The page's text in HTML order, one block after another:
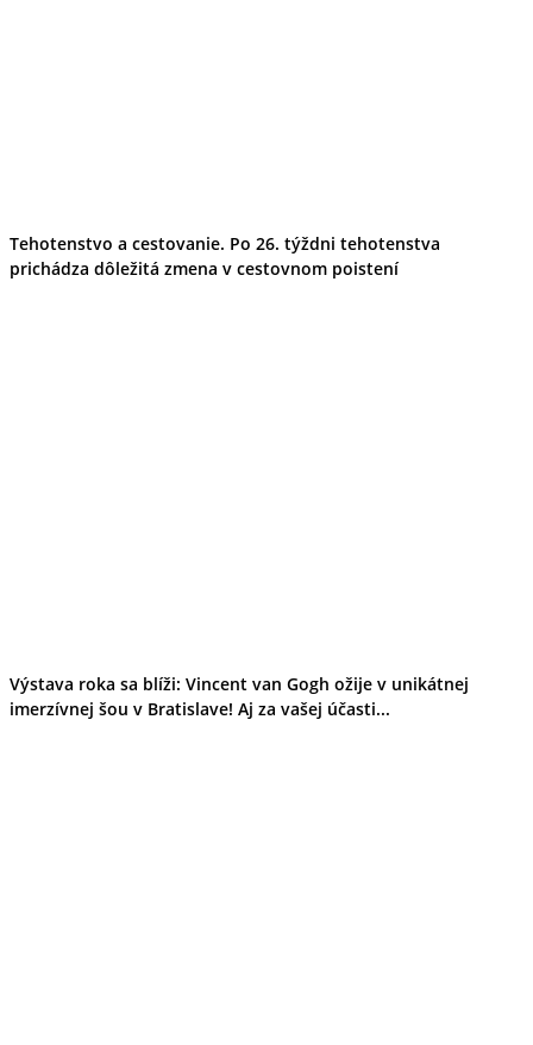
Tehotenstvo a cestovanie. Po 26. týždni tehotenstva
prichádza dôležitá zmena v cestovnom poistení
Výstava roka sa blíži: Vincent van Gogh ožije v unikátnej
imerzívnej šou v Bratislave! Aj za vašej účasti...